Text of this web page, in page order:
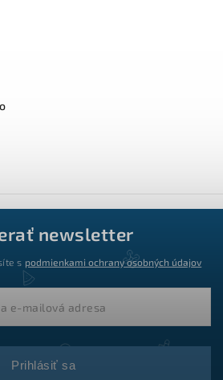
newsletter
s podmienkami ochrany osobných údajov
Prihlásiť sa